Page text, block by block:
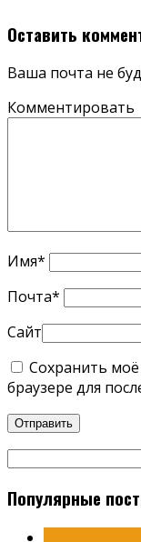
Оставить
Ваша почта не
Комментировать
Имя*
Почта*
Сайт
Сохранить моё
браузере для
Популярные